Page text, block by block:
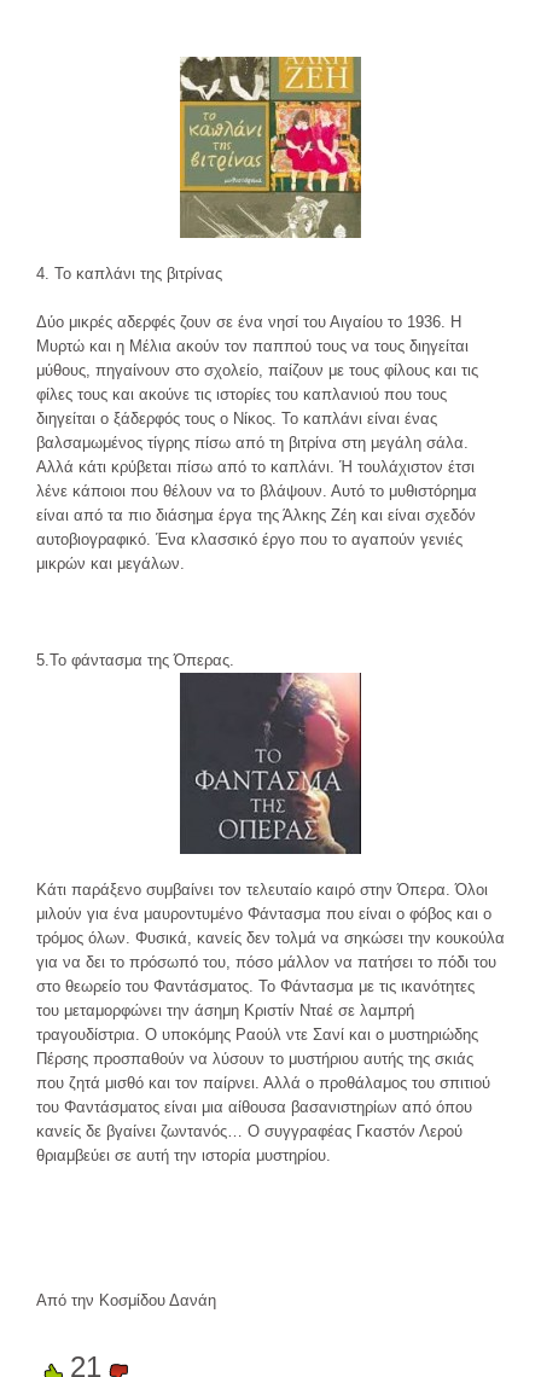
4. Το καπλάνι της βιτρίνας
Δύο μικρές αδερφές ζουν σε ένα νησί του Αιγαίου το 1936. Η
Μυρτώ και η Μέλια ακούν τον παππού τους να τους διηγείται
μύθους, πηγαίνουν στο σχολείο, παίζουν με τους φίλους και τις
φίλες τους και ακούνε τις ιστορίες του καπλανιού που τους
διηγείται ο ξάδερφός τους ο Νίκος. Το καπλάνι είναι ένας
βαλσαμωμένος τίγρης πίσω από τη βιτρίνα στη μεγάλη σάλα.
Αλλά κάτι κρύβεται πίσω από το καπλάνι. Ή τουλάχιστον έτσι
λένε κάποιοι που θέλουν να το βλάψουν. Αυτό το μυθιστόρημα
είναι από τα πιο διάσημα έργα της Άλκης Ζέη και είναι σχεδόν
αυτοβιογραφικό. Ένα κλασσικό έργο που το αγαπούν γενιές
μικρών και μεγάλων.
5.Το φάντασμα της Όπερας.
Κάτι παράξενο συμβαίνει τον τελευταίο καιρό στην Όπερα. Όλοι
μιλούν για ένα μαυροντυμένο Φάντασμα που είναι ο φόβος και ο
τρόμος όλων. Φυσικά, κανείς δεν τολμά να σηκώσει την κουκούλα
για να δει το πρόσωπό του, πόσο μάλλον να πατήσει το πόδι του
στο θεωρείο του Φαντάσματος. Το Φάντασμα με τις ικανότητες
του μεταμορφώνει την άσημη Κριστίν Νταέ σε λαμπρή
τραγουδίστρια. Ο υποκόμης Ραούλ ντε Σανί και ο μυστηριώδης
Πέρσης προσπαθούν να λύσουν το μυστήριου αυτής της σκιάς
που ζητά μισθό και τον παίρνει. Αλλά ο προθάλαμος του σπιτιού
του Φαντάσματος είναι μια αίθουσα βασανιστηρίων από όπου
κανείς δε βγαίνει ζωντανός… Ο συγγραφέας Γκαστόν Λερού
θριαμβεύει σε αυτή την ιστορία μυστηρίου.
Από την Κοσμίδου Δανάη
21